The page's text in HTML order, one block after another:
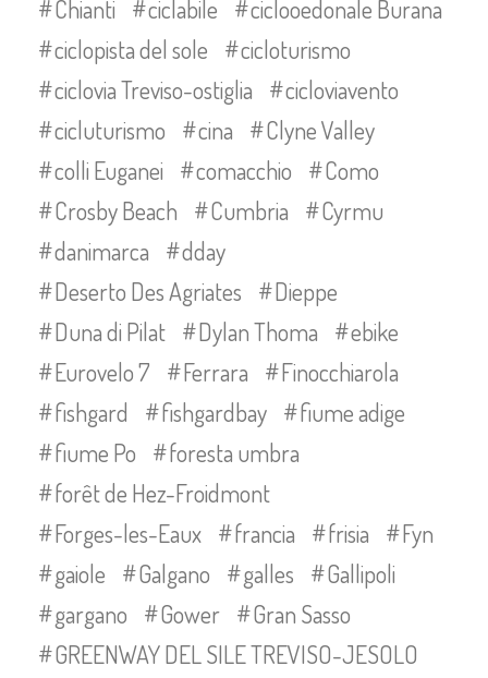
Chianti ciclabile
ciclooedonale Burana
ciclopista del sole
cicloturismo
ciclovia Treviso-ostiglia
cicloviavento
cicluturismo
cina
Clyne Valley
colli Euganei
comacchio
Como
Crosby Beach
Cumbria
Cyrmu
danimarca
dday
Deserto Des Agriates
Dieppe
Duna di Pilat
Dylan Thoma
ebike
Eurovelo 7
Ferrara
Finocchiarola
fishgard
fishgardbay
fiume adige
fiume Po
foresta umbra
forêt de Hez-Froidmont
Forges-les-Eaux
francia frisia
Fyn
gaiole
Galgano galles
Gallipoli
gargano
Gower
Gran Sasso
GREENWAY DEL SILE TREVISO-JESOLO